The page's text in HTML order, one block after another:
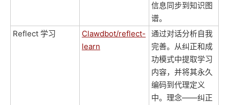
信息同步到知识图
谱。
Reflect 学习
Clawdbot/reflect-
learn
通过对话分析自我
完善。从纠正和成
功模式中提取学习
内容，并将其永久
编码到代理定义
中。理念——纠正